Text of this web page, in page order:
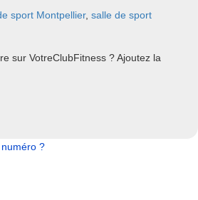
sport Montpellier, salle de sport
sur VotreClubFitness ? Ajoutez la
?